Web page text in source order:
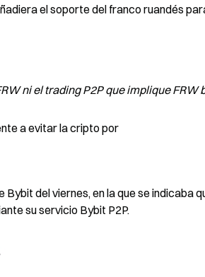
el soporte del franco ruandés
ni el trading P2P que implique FRW
a evitar la cripto por
del viernes, en la que se indicaba
su servicio Bybit P2P.